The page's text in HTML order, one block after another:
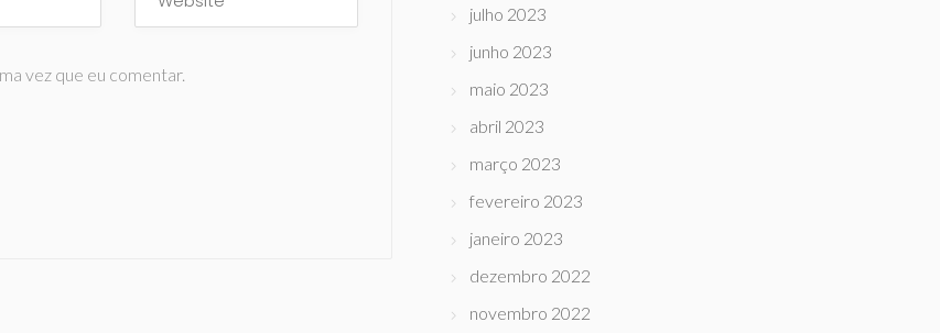
vez que eu comentar.
julho 2023
junho 2023
maio 2023
abril 2023
março 2023
fevereiro 2023
janeiro 2023
dezembro 2022
novembro 2022